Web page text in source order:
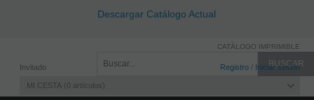
Descargar Catálogo Actual
Invitado Registro / Iniciar sesión
MI CESTA 0 artículos
CATÁLOGO IMPRIMIBLE